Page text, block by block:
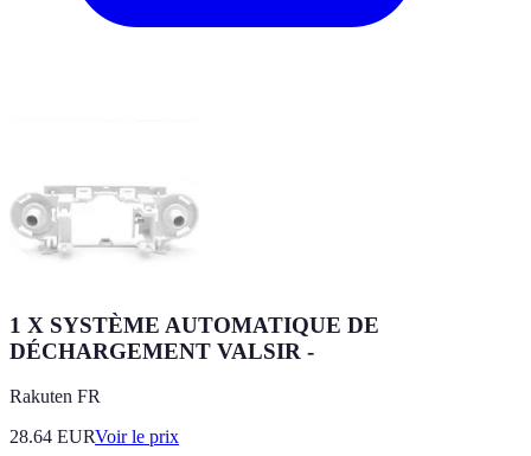
1 X SYSTÈME AUTOMATIQUE DE
DÉCHARGEMENT VALSIR -
Rakuten FR
28.64 EURVoir le prix